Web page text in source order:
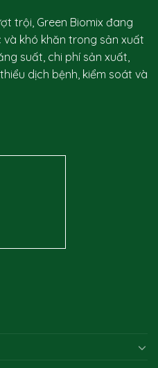
trội, Green Biomix đang
khó khăn trong sản xuất
suất, chi phí sản xuất,
dịch bệnh, kiểm soát và